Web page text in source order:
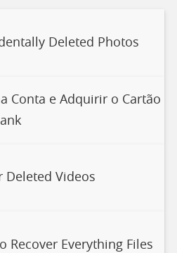
Deleted Photos
Conta e Adquirir o Cartão
Deleted Videos
Recover Everything Files